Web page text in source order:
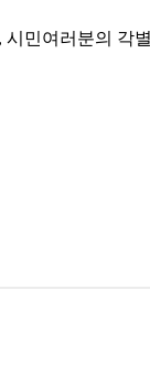
민여러분의 각